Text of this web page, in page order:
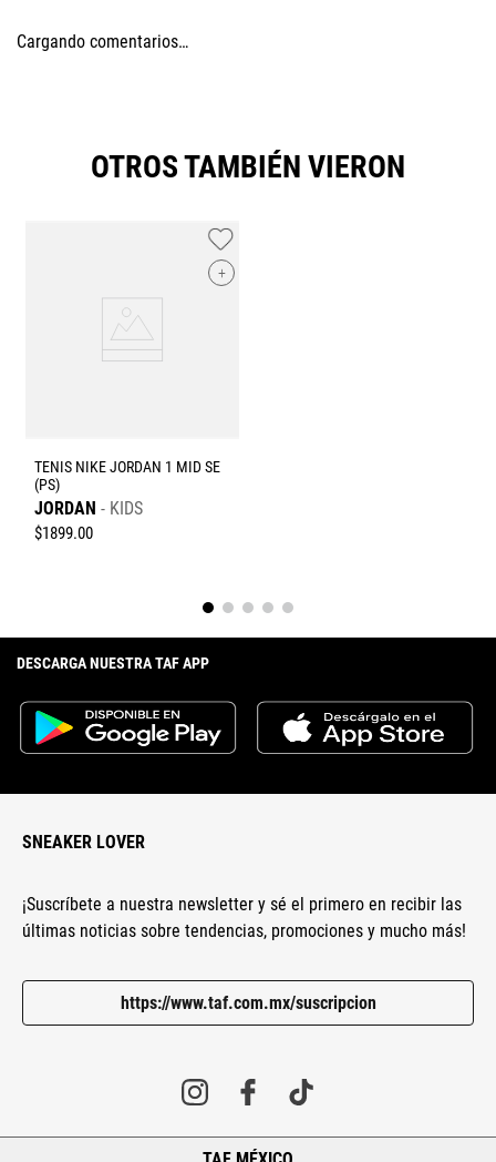
Califica el producto de 1 a 5 estrellas
★★★★
Dirección de email
Cargando comentarios…
OTROS TAMBIÉN VIERON
+
TENIS NIKE JORDAN 1 MID SE
(PS)
JORDAN KIDS
$1899.00
DESCARGA NUESTRA TAF APP
SNEAKER LOVER
¡Suscríbete a nuestra newsletter y sé el primero en recibir las
últimas noticias sobre tendencias, promociones y mucho más!
https://www.taf.com.mx/suscripcion